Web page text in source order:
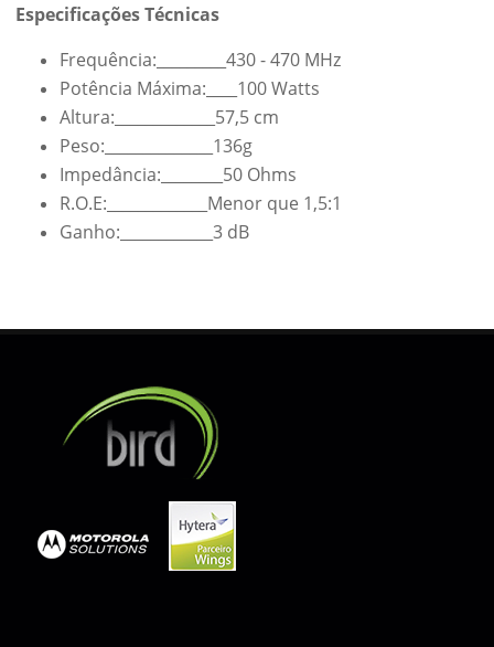
Especificações Técnicas
Frequência:_________430 - 470 MHz
Potência Máxima:____100 Watts
Altura:_____________57,5 cm
Peso:______________136g
Impedância:________50 Ohms
R.O.E:_____________Menor que 1,5:1
Ganho:____________3 dB